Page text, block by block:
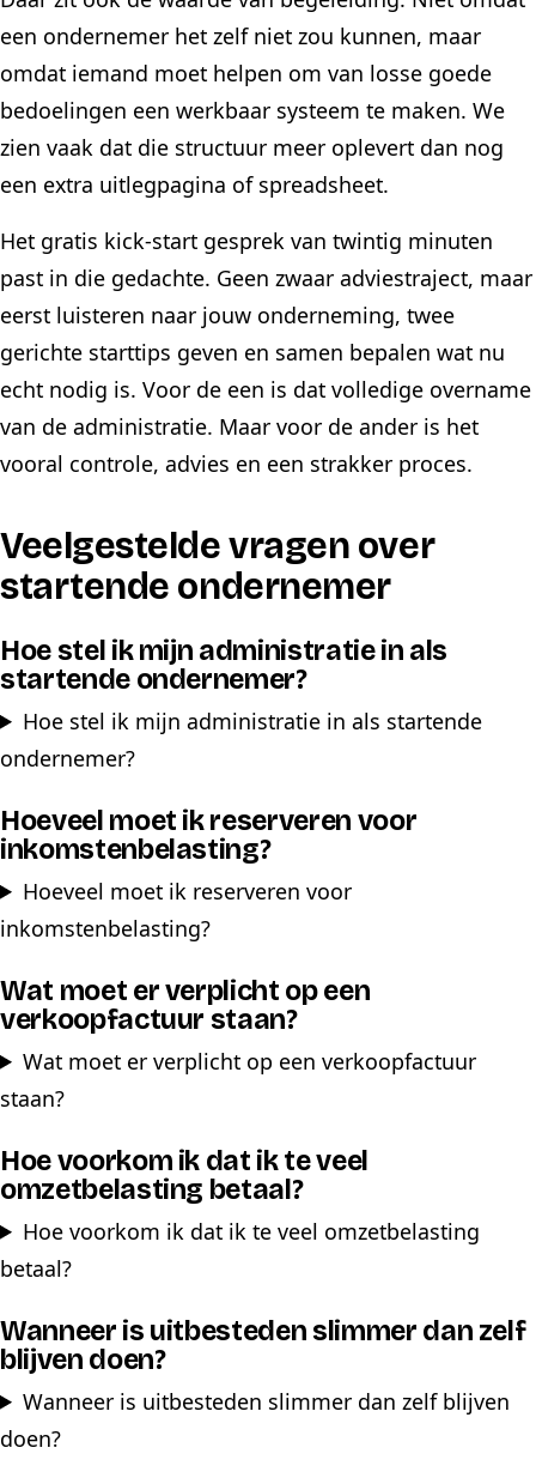
een ondernemer het zelf niet zou kunnen, maar
omdat iemand moet helpen om van losse goede
bedoelingen een werkbaar systeem te maken. We
zien vaak dat die structuur meer oplevert dan nog
een extra uitlegpagina of spreadsheet.
Het gratis kick-start gesprek van twintig minuten
past in die gedachte. Geen zwaar adviestraject, maar
eerst luisteren naar jouw onderneming, twee
gerichte starttips geven en samen bepalen wat nu
echt nodig is. Voor de een is dat volledige overname
van de administratie. Maar voor de ander is het
vooral controle, advies en een strakker proces.
Veelgestelde vragen over
startende ondernemer
Hoe stel ik mijn administratie in als
startende ondernemer?
Hoe stel ik mijn administratie in als startende
ondernemer?
Hoeveel moet ik reserveren voor
inkomstenbelasting?
Hoeveel moet ik reserveren voor
inkomstenbelasting?
Wat moet er verplicht op een
verkoopfactuur staan?
Wat moet er verplicht op een verkoopfactuur
staan?
Hoe voorkom ik dat ik te veel
omzetbelasting betaal?
Hoe voorkom ik dat ik te veel omzetbelasting
betaal?
Wanneer is uitbesteden slimmer dan zelf
blijven doen?
Wanneer is uitbesteden slimmer dan zelf blijven
doen?